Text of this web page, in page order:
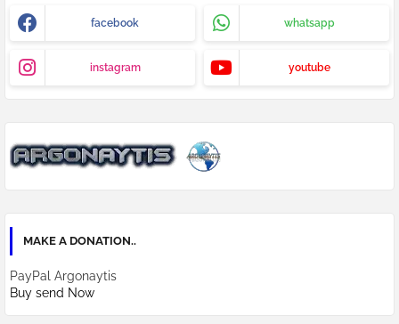
facebook whatsapp
instagram youtube
MAKE A DONATION..
PayPal Argonaytis
Buy send Now